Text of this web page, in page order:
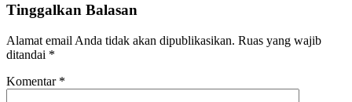
Tinggalkan Balasan
Alamat email Anda tidak akan dipublikasikan. Ruas yang wajib
ditandai *
Komentar *